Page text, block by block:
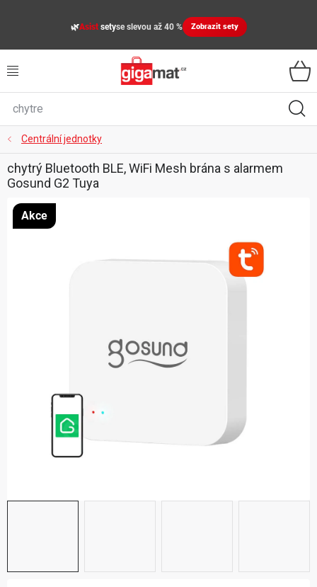
🌿Asistsetyse slevou až 40 % Zobrazit sety
ZAHRADA
DÍLNA
ÚLOŽNÉ BOXY, PLASTOVÉ REGÁLY, ORGANIZÉRY
Centrální jednotky
chytrý Bluetooth BLE, WiFi Mesh brána s alarmem
Gosund G2 Tuya
Akce